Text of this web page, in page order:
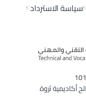
سياسة الاسترداد